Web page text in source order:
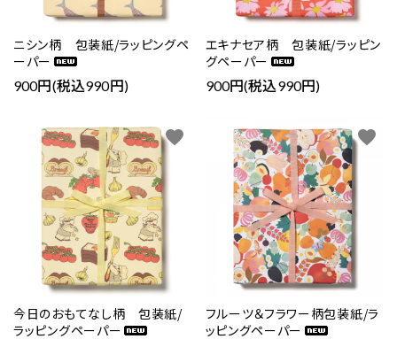
ニシン柄 包装紙/ラッピングペ
ーパー
900円(税込990円)
エキナセア柄 包装紙/ラッピン
グペーパー
900円(税込990円)
今日のおもてなし柄 包装紙/
ラッピングペーパー
favorite
フルーツ＆フラワー柄包装紙/ラ
ッピングペーパー
favorite